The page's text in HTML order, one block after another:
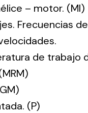
– motor. (MI)
Frecuencias
de trabajo
(P)